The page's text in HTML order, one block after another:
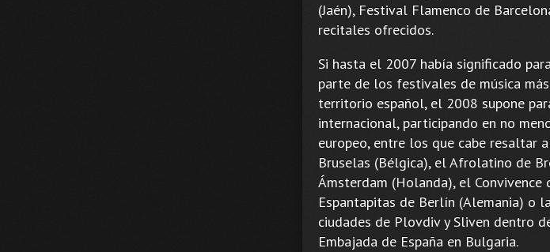
(Jaén), Festival Flamenco de
recitales ofrecidos.
Si hasta el 2007 había significado
parte de los festivales de música
territorio español, el 2008 supone
internacional, participando en no
europeo, entre los que cabe resaltar
Bruselas (Bélgica), el Afrolatino de
Ámsterdam (Holanda), el Convivence
Espantapitas de Berlín (Alemania) o
ciudades de Plovdiv y Sliven dentro
Embajada de España en Bulgaria.